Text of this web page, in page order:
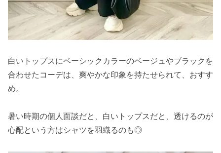
白いトップスにベーシックカラーのベージュやブラックを
合わせたコーデは、爽やかな印象を持たせられて、おすす
め。
暑い時期の個人面談だと、白いトップスだと、透けるのが
心配という方はシャツを羽織るのも◎